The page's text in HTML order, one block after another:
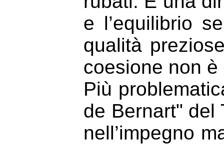
e l’equilibrio
qualità
coesione non
Più
de Bernart" del
nell’impegno